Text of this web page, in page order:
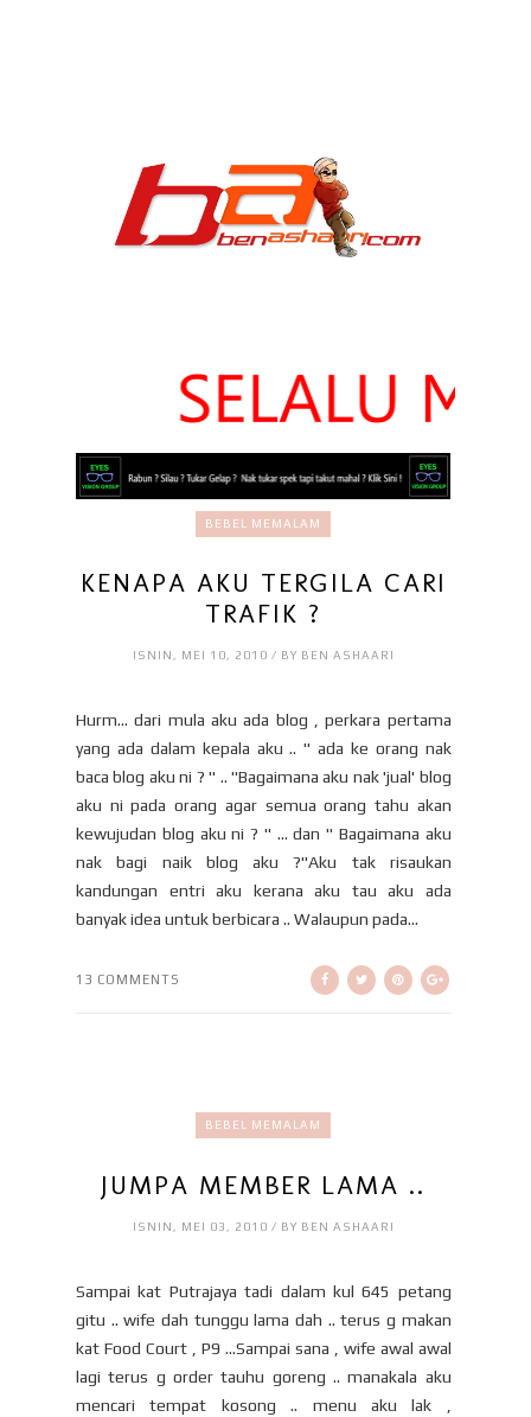
BEBEL MEMALAM
KENAPA AKU TERGILA CARI
TRAFIK ?
ISNIN, MEI 10, 2010 / BY BEN ASHAARI
Hurm... dari mula aku ada blog , perkara pertama
yang ada dalam kepala aku .. " ada ke orang nak
baca blog aku ni ? " .. "Bagaimana aku nak 'jual' blog
aku ni pada orang agar semua orang tahu akan
kewujudan blog aku ni ? " ... dan " Bagaimana aku
nak bagi naik blog aku ?"Aku tak risaukan
kandungan entri aku kerana aku tau aku ada
banyak idea untuk berbicara .. Walaupun pada...
13 COMMENTS
BEBEL MEMALAM
JUMPA MEMBER LAMA ..
ISNIN, MEI 03, 2010 / BY BEN ASHAARI
Sampai kat Putrajaya tadi dalam kul 645 petang
gitu .. wife dah tunggu lama dah .. terus g makan
kat Food Court , P9 ...Sampai sana , wife awal awal
lagi terus g order tauhu goreng .. manakala aku
mencari tempat kosong .. menu aku lak ,